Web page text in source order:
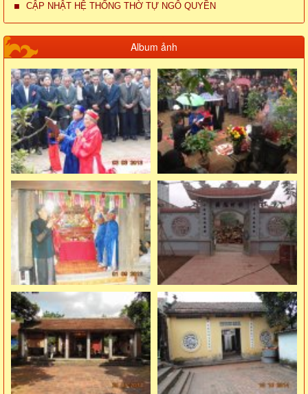
CẬP NHẬT HỆ THỐNG THỜ TỰ NGÔ QUYỀN
Album ảnh